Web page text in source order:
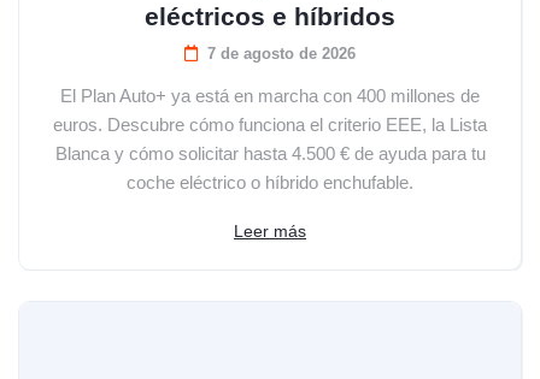
eléctricos e híbridos
7 de agosto de 2026
El Plan Auto+ ya está en marcha con 400 millones de
euros. Descubre cómo funciona el criterio EEE, la Lista
Blanca y cómo solicitar hasta 4.500 € de ayuda para tu
coche eléctrico o híbrido enchufable.
Leer más